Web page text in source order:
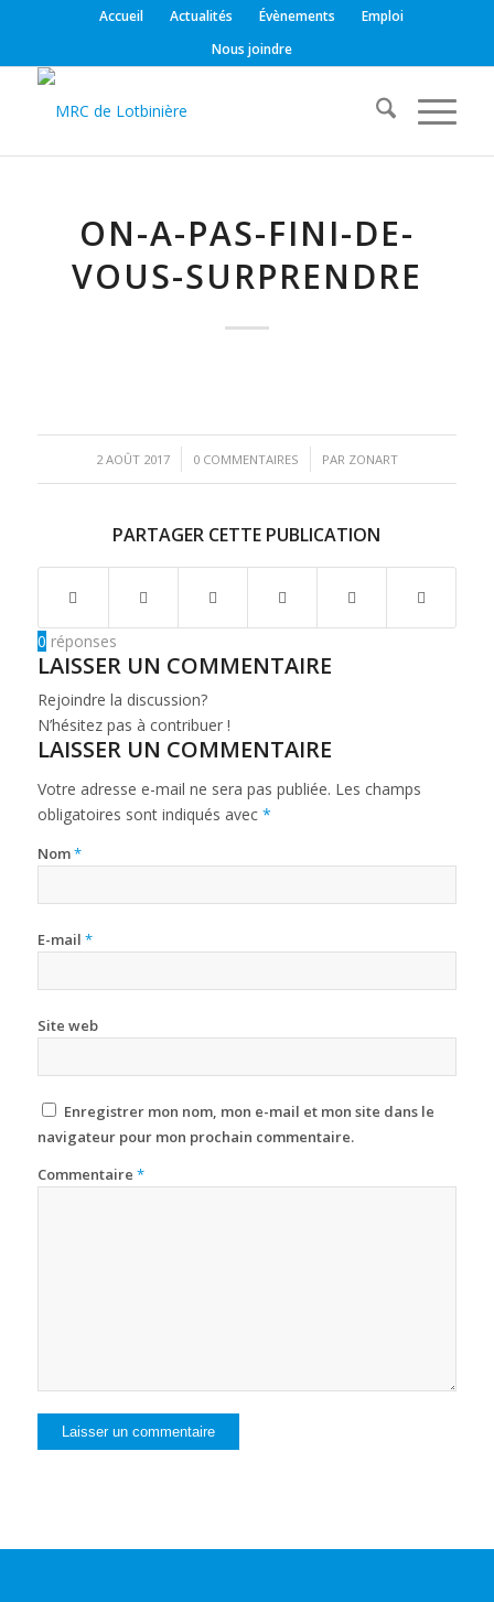
Accueil Actualités Évènements
Emploi
Nous joindre
ON-A-PAS-FINI-DE-
VOUS-SURPRENDRE
2 AOÛT 2017
/ 0 COMMENTAIRES
/ PAR ZONART
PARTAGER CETTE PUBLICATION
0 réponses
LAISSER UN COMMENTAIRE
Rejoindre la discussion?
N’hésitez pas à contribuer !
LAISSER UN COMMENTAIRE
Votre adresse e-mail ne sera pas publiée. Les champs
obligatoires sont indiqués avec *
Nom*
E-mail *
Site web
Enregistrer mon nom, mon e-mail et mon site dans le
navigateur pour mon prochain commentaire.
Commentaire *